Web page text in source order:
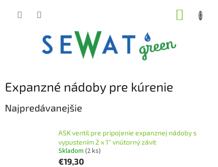
Expanzné nádoby pre kúrenie
Najpredávanejšie
ASK ventil pre pripojenie expanznej nádoby s
vypustením 2 x 1" vnútorný závit
Skladom (2 ks)
€19,30